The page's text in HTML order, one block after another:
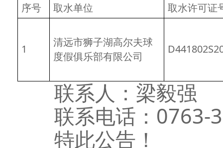
序号 取水单位 取水许可证
1
清远市狮子湖高尔夫球
度假俱乐部有限公司
联系人：梁毅强
联系电话：0763-
特此公告！